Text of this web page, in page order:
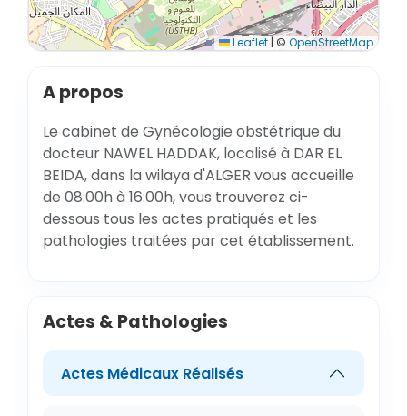
Leaflet | © OpenStreetMap
A propos
Le cabinet de Gynécologie obstétrique du
docteur NAWEL HADDAK, localisé à DAR EL
BEIDA, dans la wilaya d'ALGER vous accueille
de 08:00h à 16:00h, vous trouverez ci-
dessous tous les actes pratiqués et les
pathologies traitées par cet établissement.
Actes & Pathologies
Actes Médicaux Réalisés